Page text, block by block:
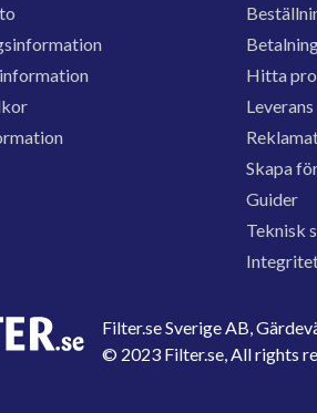
Hitta
Leverans
Skapa
Guider
Teknisk
Filter.se Sverige AB,
© 2023 Filter.se, All rights